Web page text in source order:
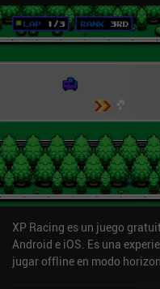
XP Racing es un juego
Android e iOS. Es una
jugar offline en modo